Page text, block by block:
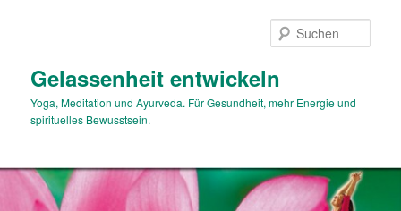
Gelassenheit entwickeln
Yoga, Meditation und Ayurveda. Für Gesundheit, mehr Energie und
spirituelles Bewusstsein.